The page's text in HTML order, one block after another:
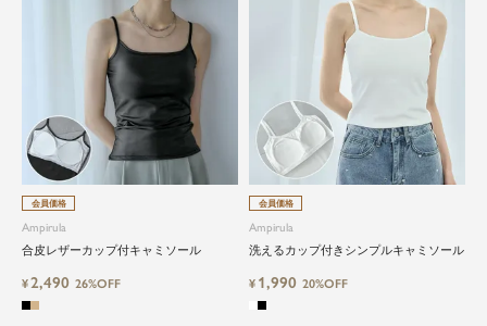
会員価格
Ampirula
合皮レザーカップ付キャミソール
¥2,490 26%OFF
会員価格
Ampirula
洗えるカップ付きシンプルキャミソール
¥ 1,990 20%OFF